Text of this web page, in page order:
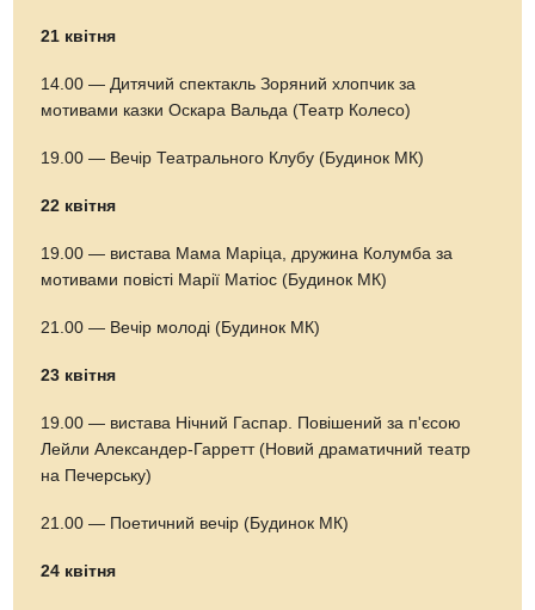
21 квітня
14.00 — Дитячий спектакль Зоряний хлопчик за
мотивами казки Оскара Вальда (Театр Колесо)
19.00 — Вечір Театрального Клубу (Будинок МК)
22 квітня
19.00 — вистава Мама Маріца, дружина Колумба за
мотивами повісті Марії Матіос (Будинок МК)
21.00 — Вечір молоді (Будинок МК)
23 квітня
19.00 — вистава Нічний Гаспар. Повішений за п'єсою
Лейли Александер-Гарретт (Новий драматичний театр
на Печерську)
21.00 — Поетичний вечір (Будинок МК)
24 квітня